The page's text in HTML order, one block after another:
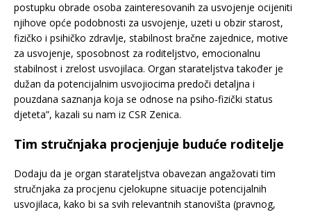
postupku obrade osoba zainteresovanih za usvojenje ocijeniti
njihove opće podobnosti za usvojenje, uzeti u obzir starost,
fizičko i psihičko zdravlje, stabilnost bračne zajednice, motive
za usvojenje, sposobnost za roditeljstvo, emocionalnu
stabilnost i zrelost usvojilaca. Organ starateljstva također je
dužan da potencijalnim usvojiocima predoči detaljna i
pouzdana saznanja koja se odnose na psiho-fizički status
djeteta”, kazali su nam iz CSR Zenica.
Tim stručnjaka procjenjuje buduće roditelje
Dodaju da je organ starateljstva obavezan angažovati tim
stručnjaka za procjenu cjelokupne situacije potencijalnih
usvojilaca, kako bi sa svih relevantnih stanovišta (pravnog,